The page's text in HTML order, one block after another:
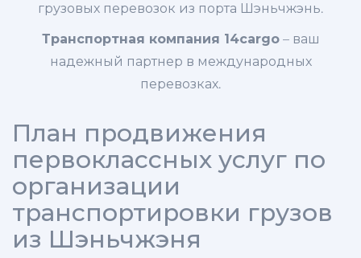
грузовых перевозок из порта Шэньчжэнь.
Транспортная компания 14cargo– ваш
надежный партнер в международных
перевозках.
План продвижения
первоклассных услуг по
организации
транспортировки грузов
из Шэньчжэня